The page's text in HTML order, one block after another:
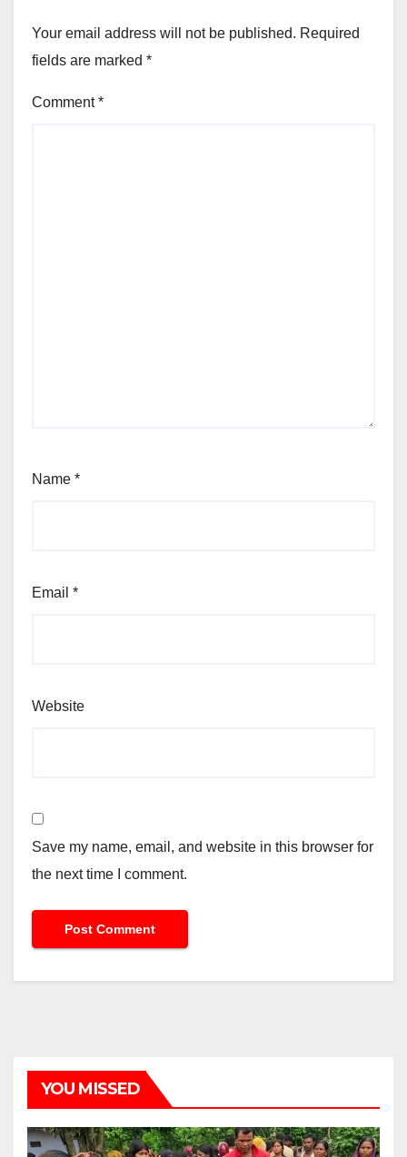
Your email address will not be published. Required
fields are marked *
Comment*
Name *
Email *
Website
Save my name, email, and website in this browser for
the next time I comment.
YOU MISSED